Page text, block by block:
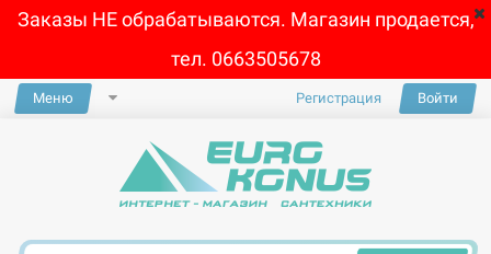
Заказы НЕ обрабатываются. Магазин продается,
тел. 0663505678
Меню Регистрация Войти